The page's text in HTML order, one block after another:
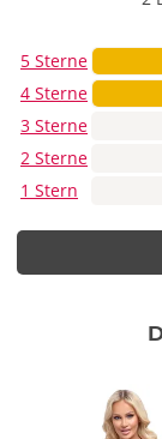
5 Sterne
4 Sterne
3 Sterne
2 Sterne
1 Stern